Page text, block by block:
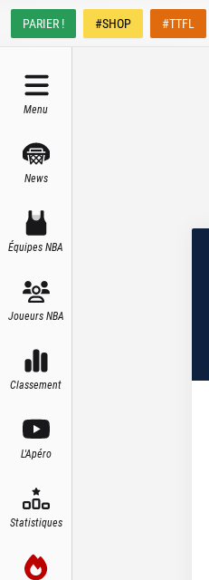
PARIER ! #SHOP #TTFL
Menu
News
Équipes NBA
Joueurs NBA
Classement
L'Apéro
Statistiques